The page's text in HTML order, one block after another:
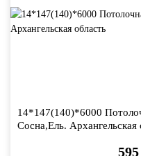
14*147(140)*6000
Сосна,Ель. Архангельская
595